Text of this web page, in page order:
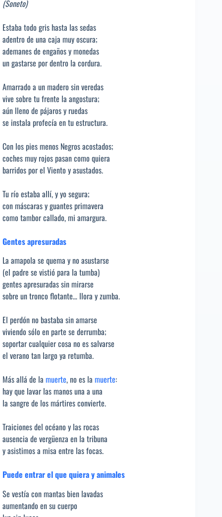
(Soneto)
Estaba todo gris hasta las sedas
adentro de una caja muy oscura;
ademanes de engaños y monedas
un gastarse por dentro la cordura.
Amarrado a un madero sin veredas
vive sobre tu frente la angostura;
aún lleno de pájaros y ruedas
se instala profecía en tu estructura.
Con los pies menos Negros acostados;
coches muy rojos pasan como quiera
barridos por el Viento y asustados.
Tu río estaba allí, y yo segura;
con máscaras y guantes primavera
como tambor callado, mi amargura.
Gentes apresuradas
La amapola se quema y no asustarse
(el padre se vistió para la tumba)
gentes apresuradas sin mirarse
sobre un tronco flotante… llora y zumba.
El perdón no bastaba sin amarse
viviendo sólo en parte se derrumba;
soportar cualquier cosa no es salvarse
el verano tan largo ya retumba.
Más allá de la muerte, no es la muerte:
hay que lavar las manos una a una
la sangre de los mártires convierte.
Traiciones del océano y las rocas
ausencia de vergüenza en la tribuna
y asistimos a misa entre las focas.
Puede entrar el que quiera y animales
Se vestía con mantas bien lavadas
aumentando en su cuerpo